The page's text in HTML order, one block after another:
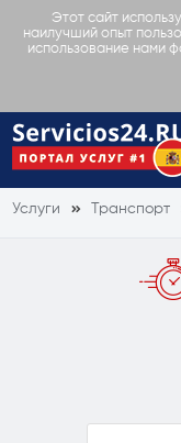
Этот сайт
наилучший опыт
использование нами
Услуги Транспорт